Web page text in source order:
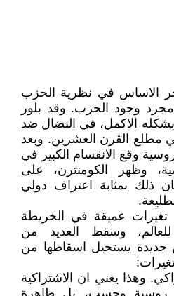
الاساس في نظرية الحزب
وجود الحزب. وقد بلور
بشكله الاكمل، في النضال ضد
مطلع القرن العشرين. وبعد
وقع الانقسام الكبير في
وظهر الكومنترن، على
ذلك بمثابة اعتراف دولي
عميقة في الخريطة
للعالم، وسقط العديد من
جديدة يستحيل اسقاطها من
وهذا يعني ان الاشتراكية